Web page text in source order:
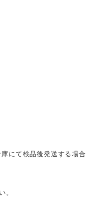
にて検品後発送する場合
。